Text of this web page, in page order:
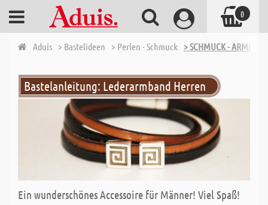
Aduis > Bastelideen > Perlen - Schmuck > SCHMUCK -
Bastelanleitung: Lederarmband Herren
Ein wunderschönes Accessoire für Männer! Viel Spaß!
0